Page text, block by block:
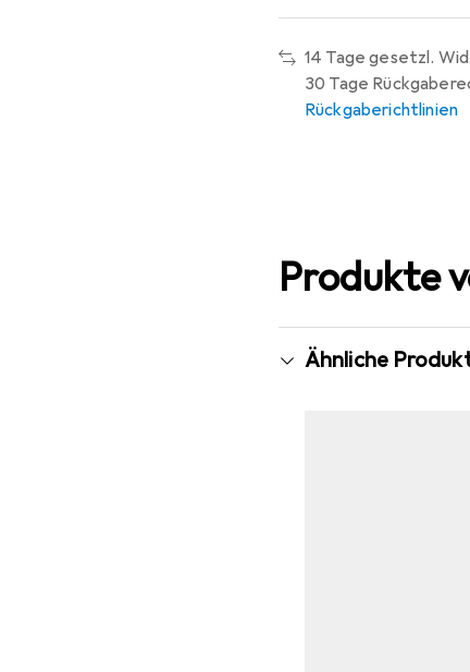
14 Tage gesetzl.
30 Tage
Rückgaberichtlinien
Produkte
Ähnliche